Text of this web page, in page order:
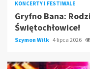
KONCERTY I FESTIWALE
Gryfno Bana:
Świętochłowice!
Szymon Wilk 4 lipca 2026